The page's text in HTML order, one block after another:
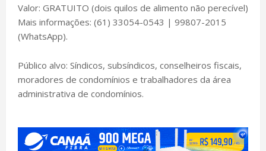
Valor: GRATUITO (dois quilos de alimento não perecível)
Mais informações: (61) 33054-0543 | 99807-2015
(WhatsApp).
Público alvo: Síndicos, subsíndicos, conselheiros fiscais,
moradores de condomínios e trabalhadores da área
administrativa de condomínios.